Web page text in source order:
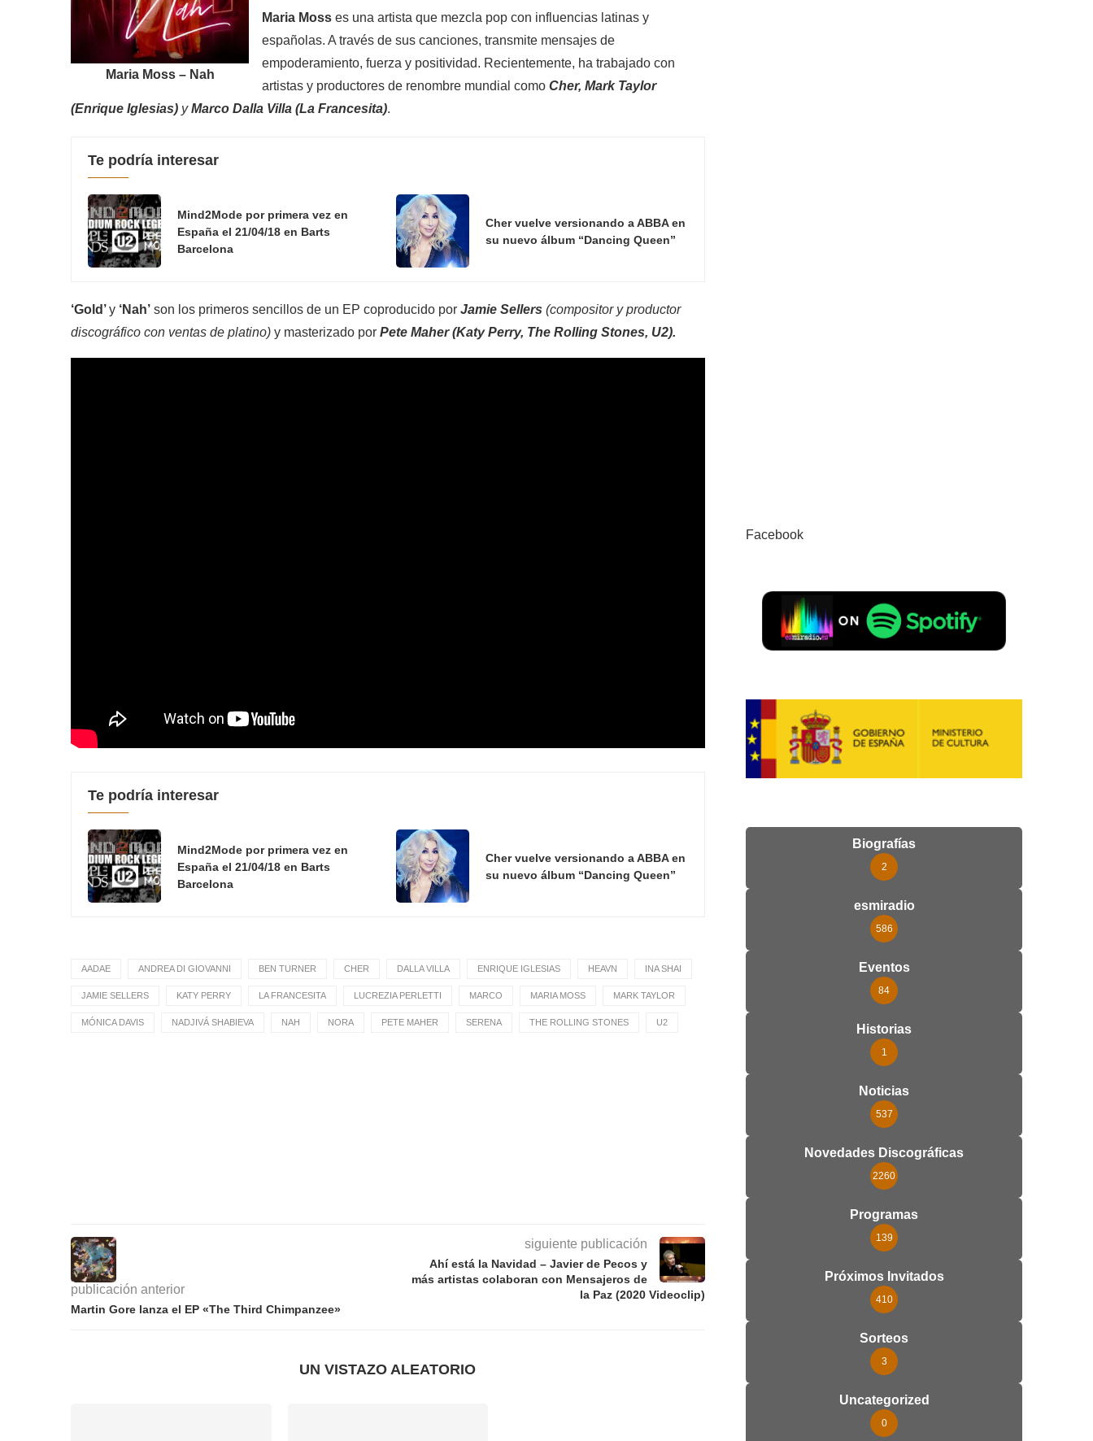
Maria Moss – Nah
Maria Moss es una artista que mezcla pop con influencias latinas y
españolas. A través de sus canciones, transmite mensajes de
empoderamiento, fuerza y ​​positividad. Recientemente, ha trabajado con
artistas y productores de renombre mundial como Cher, Mark Taylor
(Enrique Iglesias) yMarco Dalla Villa (La Francesita).
Te podría interesar
Mind2Mode por primera vez en
España el 21/04/18 en Barts
Barcelona
Cher vuelve versionando a ABBA en
su nuevo álbum “Dancing Queen”
‘Gold’y ‘Nah’ son los primeros sencillos de un EP coproducido por Jamie Sellers (compositor y productor
discográfico con ventas de platino) y masterizado por Pete Maher (Katy Perry, The Rolling Stones, U2).
Te podría interesar
Mind2Mode por primera vez en
España el 21/04/18 en Barts
Barcelona
Cher vuelve versionando a ABBA en
su nuevo álbum “Dancing Queen”
AADAE ANDREA DI GIOVANNI BEN TURNER CHER DALLA VILLA ENRIQUE IGLESIAS HEAVN INA SHAI
JAMIE SELLERS KATY PERRY LA FRANCESITA LUCREZIA PERLETTI MARCO MARIA MOSS MARK TAYLOR
MÓNICA DAVIS NADJIVÁ SHABIEVA NAH NORA PETE MAHER SERENA THE ROLLING STONES U2
publicación anterior
Martin Gore lanza el EP «The Third Chimpanzee»
siguiente publicación
Ahí está la Navidad – Javier de Pecos y
más artistas colaboran con Mensajeros de
la Paz (2020 Videoclip)
UN VISTAZO ALEATORIO
Facebook
Biografías
2
esmiradio
586
Eventos
84
Historias
1
Noticias
537
Novedades Discográficas
2260
Programas
139
Próximos Invitados
410
Sorteos
3
Uncategorized
0